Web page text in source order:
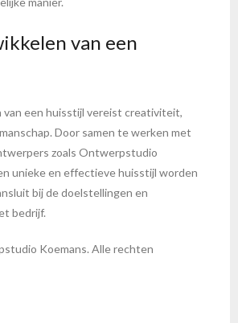
van een
een huisstijl vereist creativiteit,
Door samen te werken met
zoals Ontwerpstudio
unieke en effectieve huisstijl worden
bij de doelstellingen en
bedrijf.
Koemans. Alle rechten